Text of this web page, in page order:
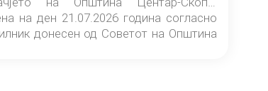
на ден 21.07.2026 година согласно
донесен од Советот на Општина